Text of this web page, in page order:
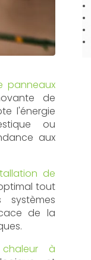
panneaux
de
l'énergie
ou
aux
de
tout
systèmes
de la
à